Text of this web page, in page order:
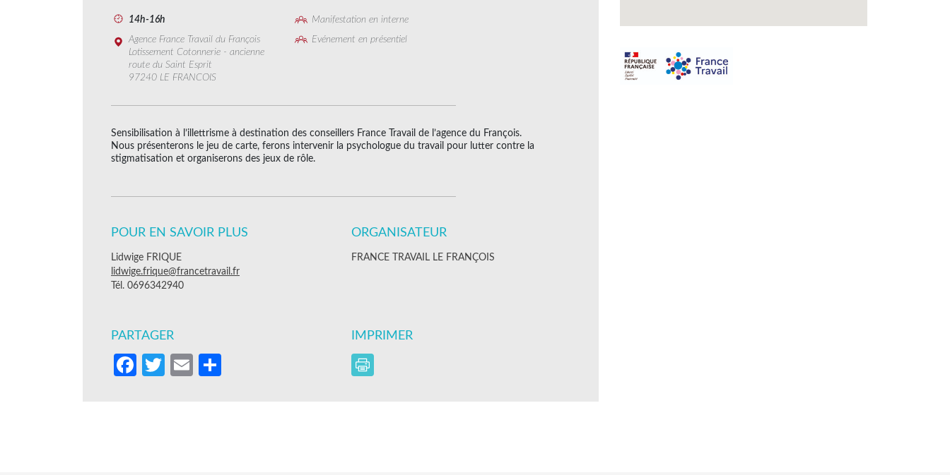
14h-16h
Manifestation en interne
Agence France Travail du François
Lotissement Cotonnerie - ancienne
route du Saint Esprit
97240 LE FRANCOIS
Evénement en présentiel
Sensibilisation à l’illettrisme à destination des conseillers France Travail de l’agence du François.
Nous présenterons le jeu de carte, ferons intervenir la psychologue du travail pour lutter contre la
stigmatisation et organiserons des jeux de rôle.
POUR EN SAVOIR PLUS
Lidwige FRIQUE
lidwige.frique@francetravail.fr
Tél. 0696342940
ORGANISATEUR
FRANCE TRAVAIL LE FRANÇOIS
PARTAGER
Facebook
Twitter
Email
IMPRIMER